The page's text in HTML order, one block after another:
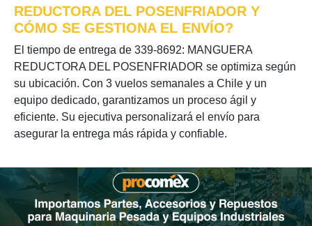
REDUCTORA DEL POSENFRIADOR Y
CÓMO SE GESTIONA EL ENVÍO?
El tiempo de entrega de 339-8692: MANGUERA
REDUCTORA DEL POSENFRIADOR se optimiza según
su ubicación. Con 3 vuelos semanales a Chile y un
equipo dedicado, garantizamos un proceso ágil y
eficiente. Su ejecutiva personalizará el envío para
asegurar la entrega más rápida y confiable.